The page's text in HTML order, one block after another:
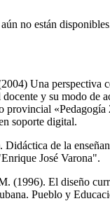
no están
Una perspectiva
y su modo de
provincial «Pedagogía
soporte digital.
de la
José Varona".
(1996). El diseño
Pueblo y